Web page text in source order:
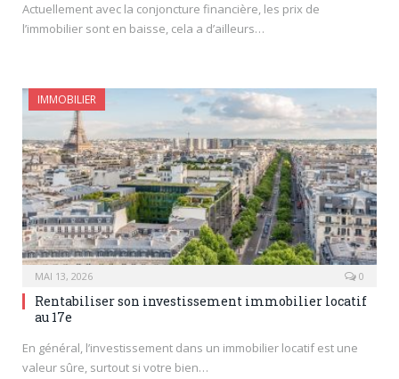
Actuellement avec la conjoncture financière, les prix de
l’immobilier sont en baisse, cela a d’ailleurs…
IMMOBILIER
MAI 13, 2026 0
Rentabiliser son investissement immobilier locatif
au 17e
En général, l’investissement dans un immobilier locatif est une
valeur sûre, surtout si votre bien…